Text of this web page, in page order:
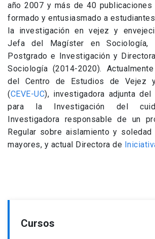
año 2007 y más de 40 publicaciones
formado y entusiasmado a
la investigación en vejez y
Jefa del Magíster en Sociología,
Postgrado e Investigación y
Sociología (2014-2020).
del Centro de Estudios de Vejez y
(CEVE-UC), investigadora adjunta
para la Investigación del
Investigadora responsable de un
Regular sobre aislamiento y
mayores, y actual Directora de
Cursos